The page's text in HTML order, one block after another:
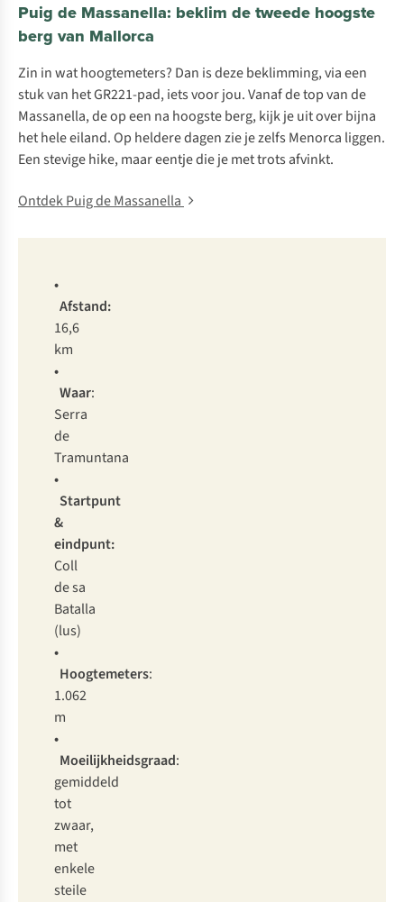
Puig de Massanella: beklim de tweede hoogste
berg van Mallorca
Zin in wat hoogtemeters? Dan is deze beklimming, via een
stuk van het GR221-pad, iets voor jou. Vanaf de top van de
Massanella, de op een na hoogste berg, kijk je uit over bijna
het hele eiland. Op heldere dagen zie je zelfs Menorca liggen.
Een stevige hike, maar eentje die je met trots afvinkt.
Ontdek Puig de Massanella
•
Afstand:
16,6
km
•
Waar:
Serra
de
Tramuntana
•
Startpunt
&
eindpunt:
Coll
de sa
Batalla
(lus)
•
Hoogtemeters:
1.062
m
•
Moeilijkheidsgraad:
gemiddeld
tot
zwaar,
met
enkele
steile